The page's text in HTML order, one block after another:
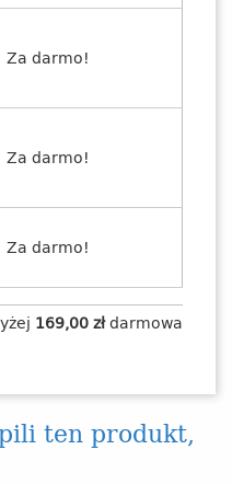
Za darmo!
Za darmo!
Za darmo!
169,00 złdarmowa
ten produkt,